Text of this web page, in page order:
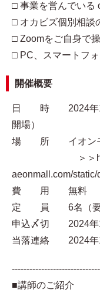
□ 事業を営んでいる
□ オカビズ個別相談
□ Zoomをご自身で
□ PC、スマートフ
開催概要
日 時 2024年11
開場）
場 所 イオンモ
＞＞
aeonmall.com/
費 用 無料
定 員 6名（要申
申込〆切 2024年
当落連絡 2024年
■講師のご紹介